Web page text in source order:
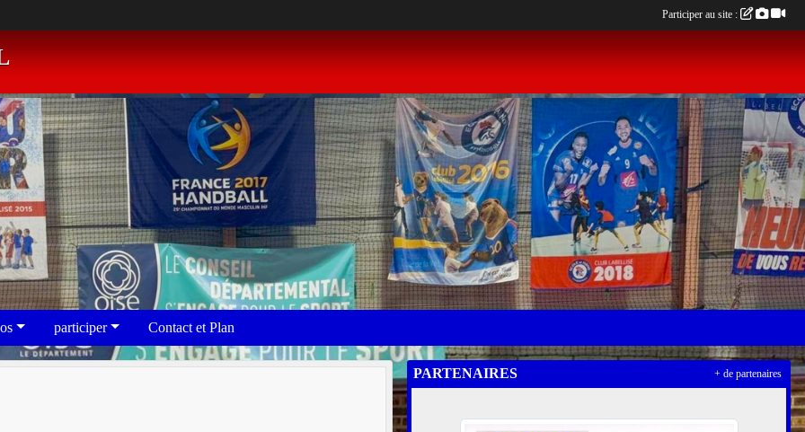
participer Contact et Plan
PARTENAIRES + de partenaires
Participer au site :